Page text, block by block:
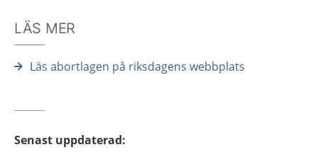
LÄS MER
Läs abortlagen på riksdagens webbplats
Senast uppdaterad: